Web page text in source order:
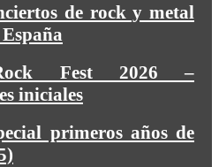
de rock y metal
Fest 2026 –
iniciales
primeros años de